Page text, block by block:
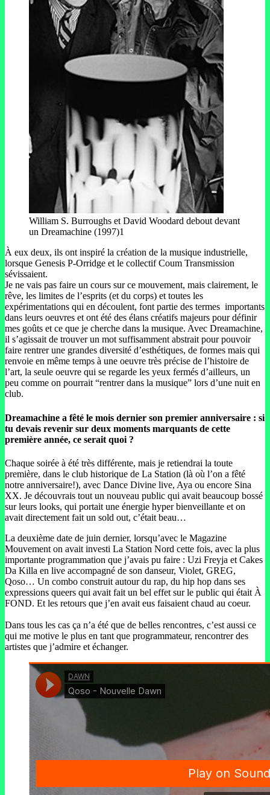
William S. Burroughs et David Woodard debout devant
un Dreamachine (1997)1
À eux deux, ils ont inspiré la création de la musique industrielle,
lorsque Genesis P-Orridge et le collectif Coum Transmission
sévissaient.
Je ne vais pas faire un cours sur ce mouvement, mais clairement, le
rêve, les limites de l’esprits (et du corps) et toutes les
expérimentations qui en découlent, font partie des termes importants
dans leurs oeuvres et ont été des élans créatifs majeurs pour définir
mes goûts et ce que je cherche dans la musique. Avec Dreamachine,
il s’agissait de trouver un mot suffisamment abstrait pour pouvoir
faire rentrer une grandes diversité d’esthétiques, de formes mais qui
renvoie en même temps à une oeuvre très précise de l’histoire de
l’art, la seule oeuvre qui se regarde les yeux fermés d’ailleurs, un
peu comme on pourrait “rentrer dans la musique” lors d’une nuit en
club.
Dreamachine a fêté le mois dernier son premier anniversaire : si
tu devais revenir sur deux moments marquants de cette
première année, ce serait quoi ?
Chaque soirée à été très différente, mais je retiendrai la toute
première, dans le club historique de La Station (là où l’on a fêté
notre anniversaire!), avec Dance Divine live, Aya ou encore Sina
XX. Je découvrais tout un nouveau public qui avait beaucoup bossé
sur leurs looks, qui portait une énergie hyper bienveillante et on
avait directement fait un sold out, c’était beau…
La deuxième date de juin dernier, lorsqu’avec le Magazine
Mouvement on avait investi La Station Nord cette fois, avec la plus
importante programmation que j’avais pu faire : Uzi Freyja et Cakes
Da Killa en live accompagné de son danseur, Violet, GREG,
Qoso… Un combo construit autour du rap, du hip hop dans ses
expressions queers qui avait fait un bel effet sur le public qui était À
FOND. Et les retours que j’en avait eus faisaient chaud au coeur.
Dans tous les cas ça n’a été que de belles rencontres, c’est aussi ce
qui me motive le plus en tant que programmateur, rencontrer des
artistes que j’admire et échanger.